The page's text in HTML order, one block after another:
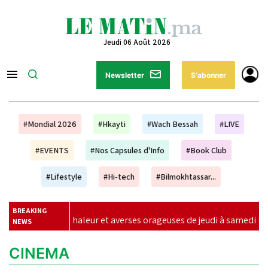
Jeudi 06 Août 2026
Newsletter S'abonner
#Mondial 2026 #Hkayti #Wach Bessah #LIVE
#EVENTS #Nos Capsules d'Info #Book Club
#Lifestyle #Hi-tech #Bilmokhtassar...
BREAKING
NEWS
chaleur et averses orageuses de jeudi à samedi (alerte météo)
CINEMA